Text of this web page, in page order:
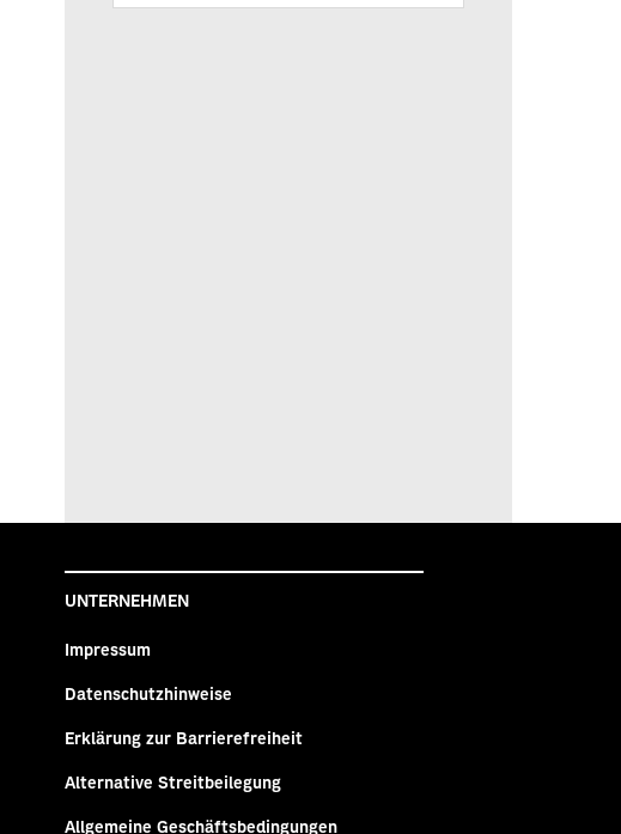
UNTERNEHMEN
Impressum
Datenschutzhinweise
Erklärung zur Barrierefreiheit
Alternative Streitbeilegung
Allgemeine Geschäftsbedingungen